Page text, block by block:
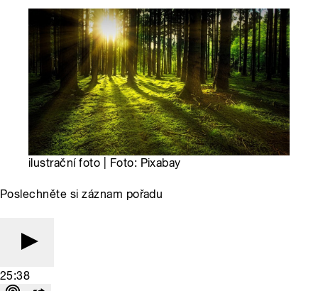
ilustrační foto | Foto: Pixabay
Poslechněte si záznam pořadu
25:38